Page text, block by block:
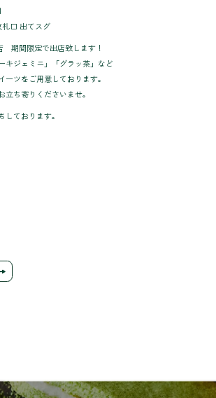
札口 出てスグ
期間限定で出店致します！
キジェミニ」「グラッ茶」など
ツをご用意しております。
ち寄りくださいませ。
ております。